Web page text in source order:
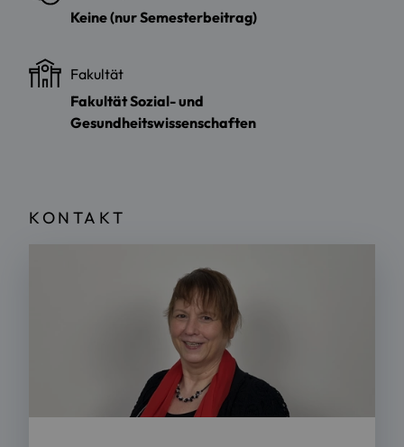
Keine (nur Semesterbeitrag)
Fakultät
Fakultät Sozial- und
Gesundheitswissenschaften
KONTAKT